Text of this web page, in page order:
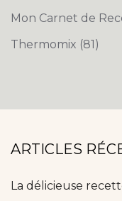
Mon Carnet de
Thermomix (81)
ARTICLES
La délicieuse